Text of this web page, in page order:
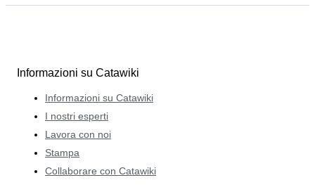
Informazioni su Catawiki
Informazioni su Catawiki
I nostri esperti
Lavora con noi
Stampa
Collaborare con Catawiki